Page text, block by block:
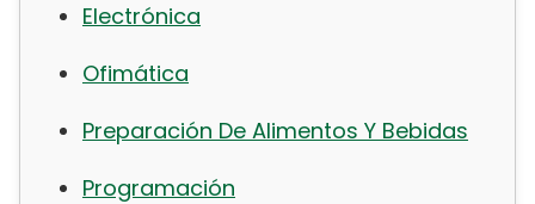
Electrónica
Ofimática
Preparación De Alimentos Y Bebidas
Programación